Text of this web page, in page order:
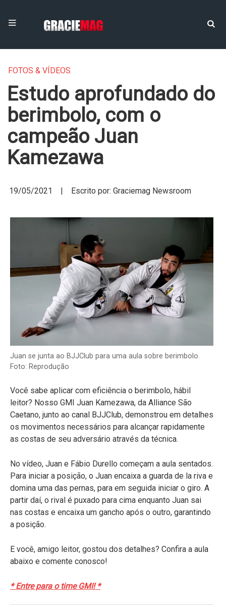
FOTOS & VÍDEOS
Estudo aprofundado do
berimbolo, com o
campeão Juan
Kamezawa
19/05/2021 | Escrito por: Graciemag Newsroom
Juan se junta ao BJJClub para uma aula sobre berimbolo.
Foto: Reprodução
Você sabe aplicar com eficiência o berimbolo, hábil
leitor? Nosso GMI Juan Kamezawa, da Alliance São
Caetano, junto ao canal BJJClub, demonstrou em detalhes
os movimentos necessários para alcançar rapidamente
as costas de seu adversário através da técnica.
No vídeo, Juan e Fábio Durello começam a aula sentados.
Para iniciar a posição, o Juan encaixa a guarda de la riva e
domina uma das pernas, para em seguida iniciar o giro. A
partir daí, o rival é puxado para cima enquanto Juan sai
nas costas e encaixa um gancho após o outro, garantindo
a posição.
E você, amigo leitor, gostou dos detalhes? Confira a aula
abaixo e comente conosco!
* Entre para o time GMI! *